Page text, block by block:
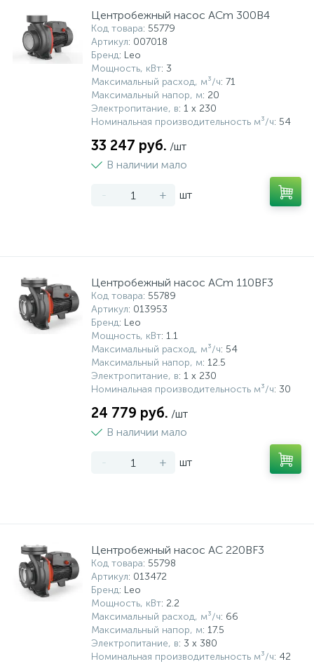
Центробежный насос ACm 300B4
Код товара: 55779
Артикул: 007018
Бренд: Leo
Мощность, кВт: 3
Максимальный расход, м³/ч: 71
Максимальный напор, м: 20
Электропитание, в: 1 x 230
Номинальная производительность м³/ч: 54
33 247 руб. /шт
В наличии мало
- + шт
Центробежный насос ACm 110BF3
Код товара: 55789
Артикул: 013953
Бренд: Leo
Мощность, кВт: 1.1
Максимальный расход, м³/ч: 54
Максимальный напор, м: 12.5
Электропитание, в: 1 x 230
Номинальная производительность м³/ч: 30
24 779 руб. /шт
В наличии мало
- + шт
Центробежный насос AC 220BF3
Код товара: 55798
Артикул: 013472
Бренд: Leo
Мощность, кВт: 2.2
Максимальный расход, м³/ч: 66
Максимальный напор, м: 17.5
Электропитание, в: 3 х 380
Номинальная производительность м³/ч: 42